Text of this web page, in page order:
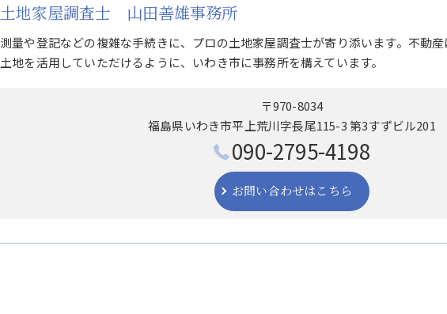
土地家屋調査士 山田善雄事務所
測量や登記などの複雑な手続きに、プロの土地家屋調査士が寄り添います。不動
土地を活用していただけるように、いわき市に事務所を構えています。
〒970-8034
福島県いわき市平上荒川字長尾115-3 第3すずビル201
090-2795-4198
お問い合わせはこちら